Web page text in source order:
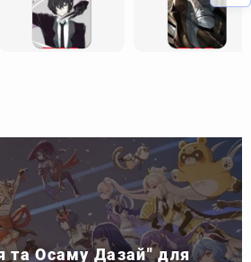
та Осаму Дазай" для